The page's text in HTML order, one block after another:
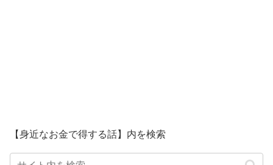
【身近なお金で得する話】内を検索